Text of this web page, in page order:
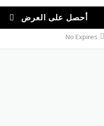
أحصل على العرض
No Expires